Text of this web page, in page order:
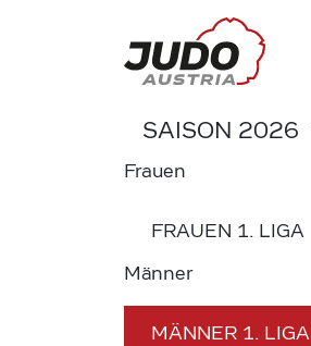
SAISON 2026
Frauen
FRAUEN 1. LIGA
Männer
MÄNNER 1. LIGA